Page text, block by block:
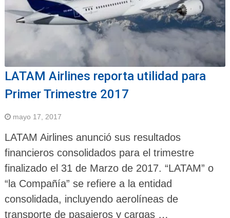
LATAM Airlines reporta utilidad para
Primer Trimestre 2017
mayo 17, 2017
LATAM Airlines anunció sus resultados
financieros consolidados para el trimestre
finalizado el 31 de Marzo de 2017. “LATAM” o
“la Compañía” se refiere a la entidad
consolidada, incluyendo aerolíneas de
transporte de pasajeros y cargas …